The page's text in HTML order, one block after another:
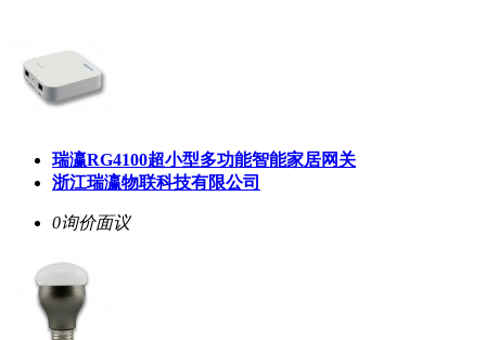
瑞瀛RG4100超小型多功能智能家居网关
浙江瑞瀛物联科技有限公司
0询价面议